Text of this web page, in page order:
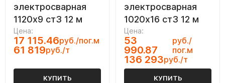
электросварная
1120х9 ст3 12 м
Цена:
17 115.46руб./пог.м
61 819руб./т
КУПИТЬ
электросварная
1020х16 ст3 12 м
Цена:
53
990.87
руб./
пог.м
136 293руб./т
КУПИТЬ